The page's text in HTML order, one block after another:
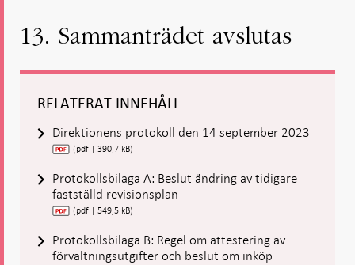
13. Sammanträdet avslutas
RELATERAT INNEHÅLL
Direktionens protokoll den 14 september 2023
(pdf | 390,7 kB)
Protokollsbilaga A: Beslut ändring av tidigare
fastställd revisionsplan
(pdf | 549,5 kB)
Protokollsbilaga B: Regel om attestering av
förvaltningsutgifter och beslut om inköp